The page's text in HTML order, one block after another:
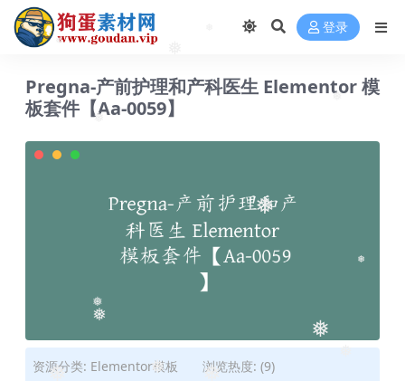
❅
❅ ❅
登录
Pregna-产前护理和产科医生 Elementor 模
板套件【Aa-0059】
资源分类: Elementor模板 浏览热度: (9)